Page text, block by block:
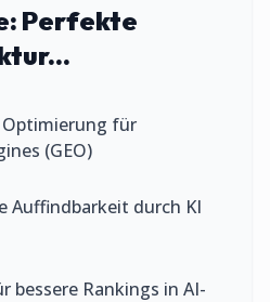
Perfekte
für
(GEO)
Auffindbarkeit durch KI
bessere Rankings in AI-